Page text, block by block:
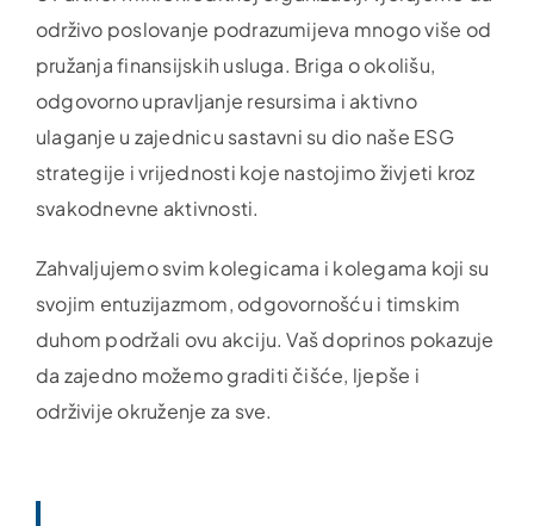
održivo poslovanje podrazumijeva mnogo više od
pružanja finansijskih usluga. Briga o okolišu,
odgovorno upravljanje resursima i aktivno
ulaganje u zajednicu sastavni su dio naše ESG
strategije i vrijednosti koje nastojimo živjeti kroz
svakodnevne aktivnosti.
Zahvaljujemo svim kolegicama i kolegama koji su
svojim entuzijazmom, odgovornošću i timskim
duhom podržali ovu akciju. Vaš doprinos pokazuje
da zajedno možemo graditi čišće, ljepše i
održivije okruženje za sve.